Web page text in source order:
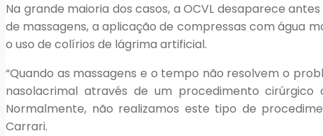
Na grande maioria dos casos, a OCVL desaparece
de massagens, a aplicação de compressas com água
o uso de colírios de lágrima artificial.
“Quando as massagens e o tempo não resolvem o
nasolacrimal através de um procedimento cirúrgico
Normalmente, não realizamos este tipo de
Carrari.